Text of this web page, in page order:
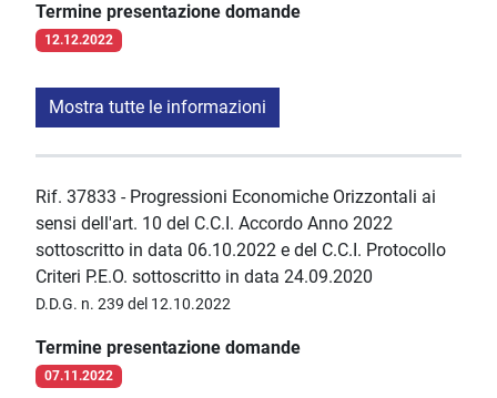
Termine presentazione domande
12.12.2022
Mostra tutte le informazioni
Rif. 37833 - Progressioni Economiche Orizzontali ai
sensi dell'art. 10 del C.C.I. Accordo Anno 2022
sottoscritto in data 06.10.2022 e del C.C.I. Protocollo
Criteri P.E.O. sottoscritto in data 24.09.2020
D.D.G. n. 239 del 12.10.2022
Termine presentazione domande
07.11.2022